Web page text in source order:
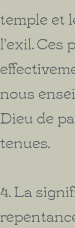
temple et
l'exil. Ces
nous
Dieu de
tenues.
4. La